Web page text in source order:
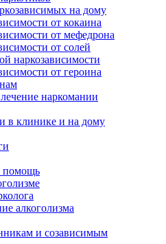
на дому
от кокаина
от мефедрона
от солей
наркозависимости
от героина
наркомании
в клинике и на дому
помощь
алкоголизма
и созависимым